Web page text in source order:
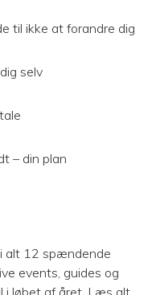
til ikke at forandre dig
selv
– din plan
alt 12 spændende
events, guides og